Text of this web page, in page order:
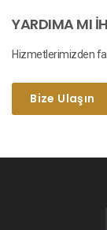
YARDIMA MI
Hizmetlerimizden
Bize Ulaşın